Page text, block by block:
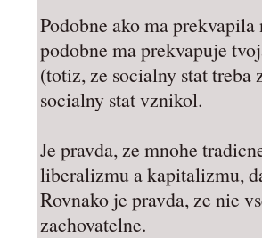
Podobne ako ma
podobne ma prekvapuje
(totiz, ze socialny stat
socialny stat vznikol.
Je pravda, ze mnohe
liberalizmu a kapitalizmu,
Rovnako je pravda, ze nie
zachovatelne.